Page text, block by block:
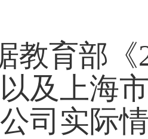
教育部《
及上海
司实际